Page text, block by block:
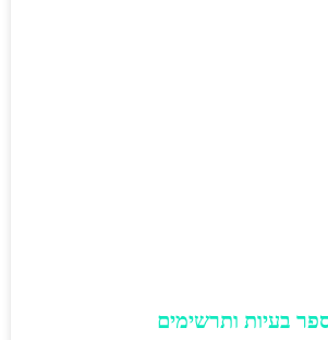
בעיות ותרשימים